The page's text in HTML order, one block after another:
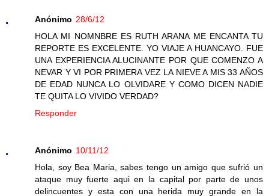
Anónimo 28/6/12
HOLA MI NOMNBRE ES RUTH ARANA ME ENCANTA TU
REPORTE ES EXCELENTE. YO VIAJE A HUANCAYO. FUE
UNA EXPERIENCIA ALUCINANTE POR QUE COMENZO A
NEVAR Y VI POR PRIMERA VEZ LA NIEVE A MIS 33 AÑOS
DE EDAD NUNCA LO OLVIDARE Y COMO DICEN NADIE
TE QUITA LO VIVIDO VERDAD?
Responder
Anónimo 10/11/12
Hola, soy Bea Maria, sabes tengo un amigo que sufrió un
ataque muy fuerte aqui en la capital por parte de unos
delincuentes y esta con una herida muy grande en la